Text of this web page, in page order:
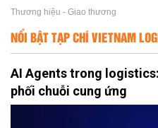
Thương hiệu - Giao thương
NỔI BẬT TẠP CHÍ VIETNAM
AI Agents trong
phối chuỗi cung ứng